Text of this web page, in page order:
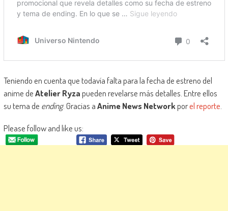
Teniendo en cuenta que todavía falta para la fecha de estreno del
anime deAtelier Ryzapueden revelarse más detalles. Entre ellos
su tema de ending. Gracias aAnime News Networkporel reporte
Please follow and like us: